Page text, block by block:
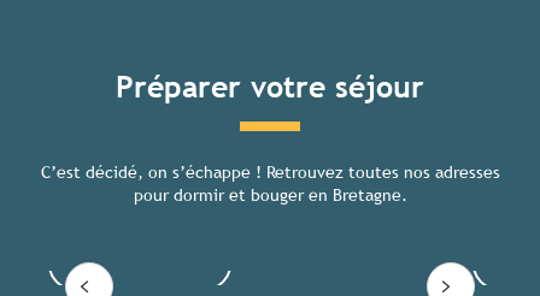
Préparer votre séjour
C’est décidé, on s’échappe ! Retrouvez toutes nos adresses
pour dormir et bouger en Bretagne.
Tous les hébergements
Voir les offres